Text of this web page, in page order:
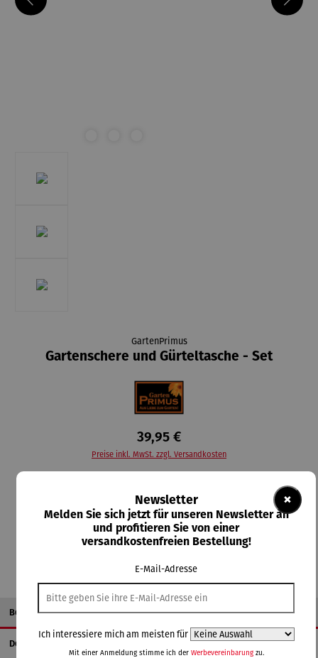
GartenPrimus
Gartenschere und Gürteltasche - Set
39,95 €
Preise inkl. MwSt. zzgl. Versandkosten
In den Warenkorb
Beschreibung
Details
×
Newsletter
Melden Sie sich jetzt für unseren Newsletter an
und profitieren Sie von einer
versandkostenfreien Bestellung!
E-Mail-Adresse
Ich interessiere mich am meisten für
Mit einer Anmeldung stimme ich der Werbevereinbarungzu.